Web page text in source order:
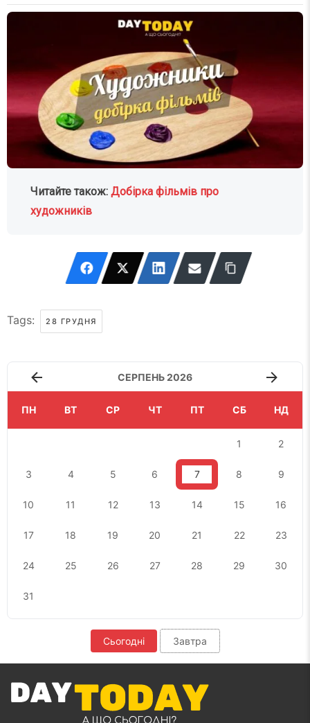
Читайте також:Добірка фільмів про
художників
Tags: 28 ГРУДНЯ
СЕРПЕНЬ 2026
ПН ВТ СР ЧТ ПТ СБ НД
1 2
3 4 5 6 7 8 9
10 11 12 13 14 15 16
17 18 19 20 21 22 23
24 25 26 27 28 29 30
31
Сьогодні Завтра